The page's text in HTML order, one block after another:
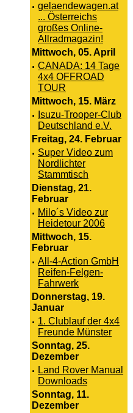
· gelaendewagen.at
... Österreichs
großes Online-
Allradmagazin!
Mittwoch, 05. April
· CANADA: 14 Tage
4x4 OFFROAD
TOUR
Mittwoch, 15. März
· Isuzu-Trooper-Club
Deutschland e.V.
Freitag, 24. Februar
· Super Video zum
Nordlichter
Stammtisch
Dienstag, 21.
Februar
· Milo´s Video zur
Heidetour 2006
Mittwoch, 15.
Februar
· All-4-Action GmbH
Reifen-Felgen-
Fahrwerk
Donnerstag, 19.
Januar
· 1. Clublauf der 4x4
Freunde Münster
Sonntag, 25.
Dezember
· Land Rover Manual
Downloads
Sonntag, 11.
Dezember